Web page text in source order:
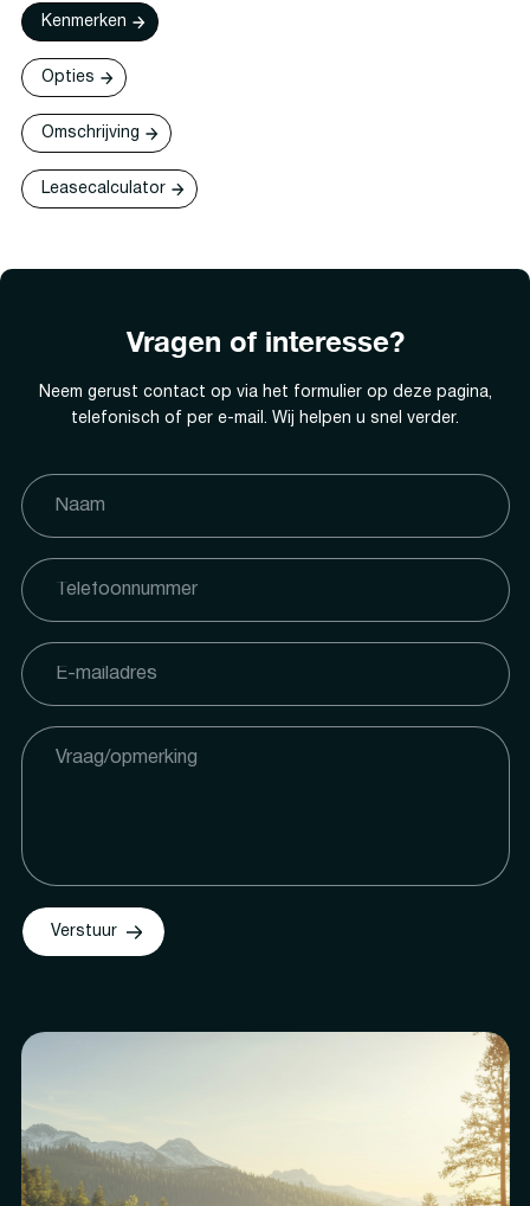
Kenmerken
Opties
Omschrijving
Leasecalculator
Vragen of interesse?
Neem gerust contact op via het formulier op deze pagina,
telefonisch of per e-mail. Wij helpen u snel verder.
Verstuur